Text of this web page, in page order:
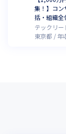
集！】コ
括・組織全
テックリー
東京都
年